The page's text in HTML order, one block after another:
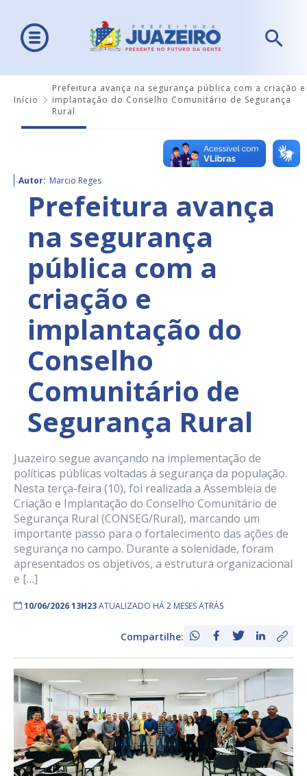
Início
Prefeitura avança na segurança pública com a criação e
implantação do Conselho Comunitário de Segurança
Rural
Autor: Marcio Reges
Prefeitura avança
na segurança
pública com a
criação e
implantação do
Conselho
Comunitário de
Segurança Rural
Juazeiro segue avançando na implementação de
políticas públicas voltadas à segurança da população.
Nesta terça-feira (10), foi realizada a Assembleia de
Criação e Implantação do Conselho Comunitário de
Segurança Rural (CONSEG/Rural), marcando um
importante passo para o fortalecimento das ações de
segurança no campo. Durante a solenidade, foram
apresentados os objetivos, a estrutura organizacional
e […]
10/06/2026 13H23ATUALIZADO HÁ 2 MESES ATRÁS
Compartilhe: